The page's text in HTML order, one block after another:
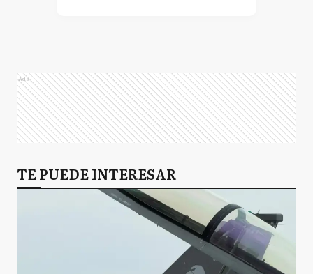
Ads
TE PUEDE INTERESAR